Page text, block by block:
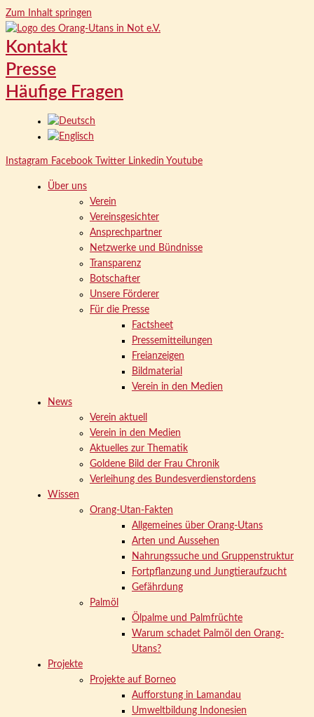
Zum Inhalt springen
Kontakt
Presse
Häufige Fragen
Instagram Facebook Twitter Linkedin Youtube
Über uns
Verein
Vereinsgesichter
Ansprechpartner
Netzwerke und Bündnisse
Transparenz
Botschafter
Unsere Förderer
Für die Presse
Factsheet
Pressemitteilungen
Freianzeigen
Bildmaterial
Verein in den Medien
News
Verein aktuell
Verein in den Medien
Aktuelles zur Thematik
Goldene Bild der Frau Chronik
Verleihung des Bundesverdienstordens
Wissen
Orang-Utan-Fakten
Allgemeines über Orang-Utans
Arten und Aussehen
Nahrungssuche und Gruppenstruktur
Fortpflanzung und Jungtieraufzucht
Gefährdung
Palmöl
Ölpalme und Palmfrüchte
Warum schadet Palmöl den Orang-
Utans?
Projekte
Projekte auf Borneo
Aufforstung in Lamandau
Umweltbildung Indonesien